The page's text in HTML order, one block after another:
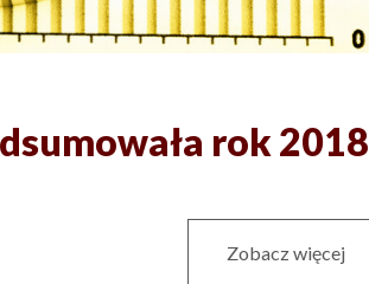
rok 2018
Zobacz więcej